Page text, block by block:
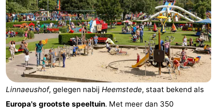
Appartementen
Campings
Hotels
Vakantiehuizen
-
Linnaeushof, gelegen nabij Heemstede, staat bekend als
Europa's grootste speeltuin. Met meer dan 350